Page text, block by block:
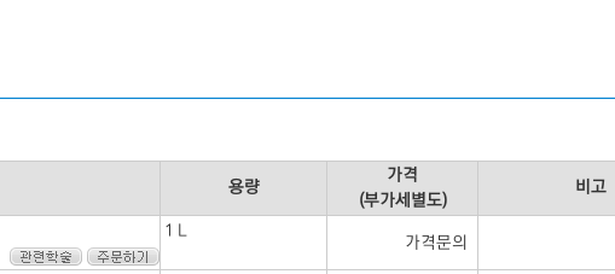
용량
가격
(부가세별도)
비고
1 L
가격문의